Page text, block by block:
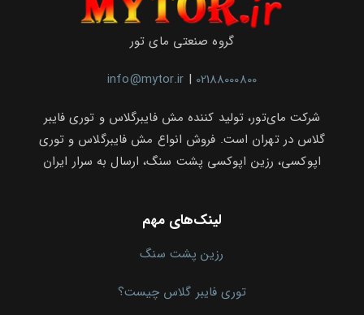
گروه صنعتی مای تور
info@mytor.ir | 02188000800
شرکت مای‌تور، تولید کننده مش فایبرگلاس و توری فایبر
گلاس در تهران است. فروش انواع مش فایبرگلاس و توری
اپوکسی، رزین اپوکسی پشت سنگ، ارسال به سرار ایران
لینک‌های مهم
رزین پشت سنگ
توری فایبر گلاس چیست؟